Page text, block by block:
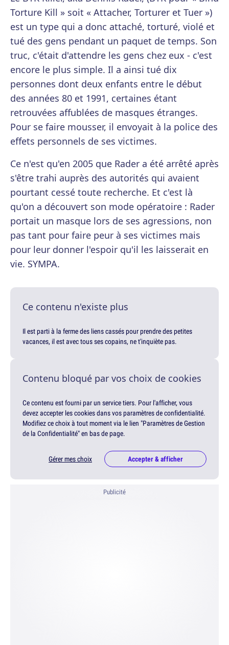
Torture Kill » soit « Attacher, Torturer et Tuer »)
est un type qui a donc attaché, torturé, violé et
tué des gens pendant un paquet de temps. Son
truc, c'était d'attendre les gens chez eux - c'est
encore le plus simple. Il a ainsi tué dix
personnes dont deux enfants entre le début
des années 80 et 1991, certaines étant
retrouvées affublées de masques étranges.
Pour se faire mousser, il envoyait à la police des
effets personnels de ses victimes.
Ce n'est qu'en 2005 que Rader a été arrêté après
s'être trahi auprès des autorités qui avaient
pourtant cessé toute recherche. Et c'est là
qu'on a découvert son mode opératoire : Rader
portait un masque lors de ses agressions, non
pas tant pour faire peur à ses victimes mais
pour leur donner l'espoir qu'il les laisserait en
vie. SYMPA.
Ce contenu n'existe plus
Il est parti à la ferme des liens cassés pour prendre des petites
vacances, il est avec tous ses copains, ne t'inquiète pas.
Contenu bloqué par vos choix de cookies
Ce contenu est fourni par un service tiers. Pour l'afficher, vous
devez accepter les cookies dans vos paramètres de confidentialité.
Modifiez ce choix à tout moment via le lien "Paramètres de Gestion
de la Confidentialité" en bas de page.
Gérer mes choix Accepter & afficher
Publicité